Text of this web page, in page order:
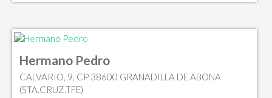
Hermano Pedro
CALVARIO, 9, CP 38600 GRANADILLA DE ABONA
(STA.CRUZ.TFE)